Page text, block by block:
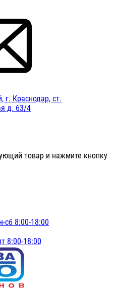
г. Краснодар, ст.
д. 63/4
товар и нажмите кнопку
сб 8:00-18:00
8:00-18:00